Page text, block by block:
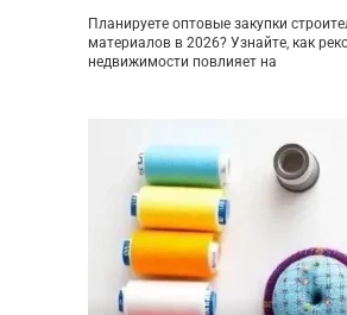
Планируете оптовые закупки
материалов в 2026? Узнайте, как
недвижимости повлияет на